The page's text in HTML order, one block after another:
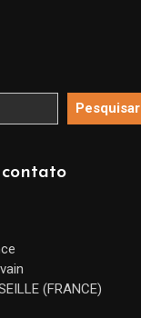
Pesquisar
(FRANCE)